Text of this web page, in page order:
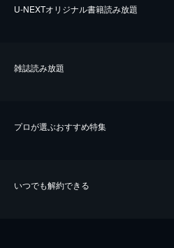
U-NEXTオリジナル書籍読み放題
雑誌読み放題
プロが選ぶおすすめ特集
いつでも解約できる